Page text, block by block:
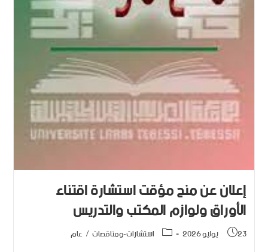
إعلان عن منح مؤقت استشارة اقتناء
الأوراق ولوازم المكتب والتدريس
23 يوليو 2026 استشارات-ومناقصات/عام